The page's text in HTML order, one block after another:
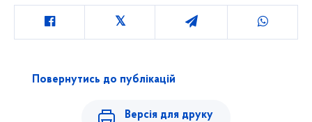
Повернутись до публікацій
Версія для друку